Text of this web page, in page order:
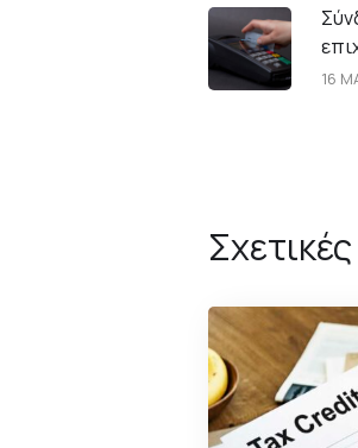
16